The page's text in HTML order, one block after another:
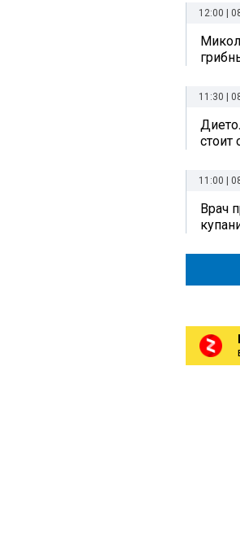
12:00 |
11:30 |
стоит
11:00 |
Врач